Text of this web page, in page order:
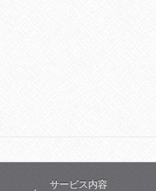
サービス内容